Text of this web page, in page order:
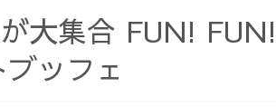
大集合 FUN!
ッフェ